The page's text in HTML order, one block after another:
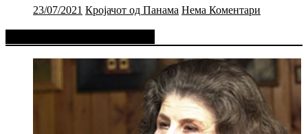
23/07/2021 Кројачот од Панама Нема Коментари